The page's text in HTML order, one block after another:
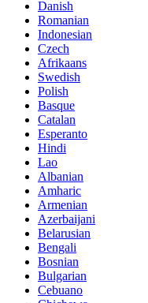
Danish
Romanian
Indonesian
Czech
Afrikaans
Swedish
Polish
Basque
Catalan
Esperanto
Hindi
Lao
Albanian
Amharic
Armenian
Azerbaijani
Belarusian
Bengali
Bosnian
Bulgarian
Cebuano